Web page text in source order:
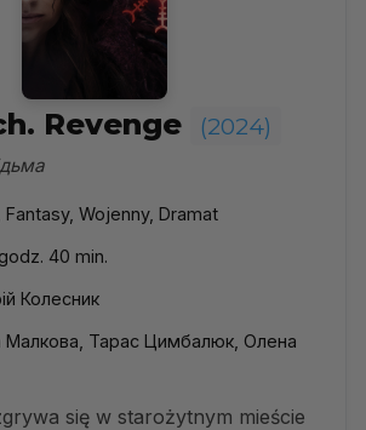
Revenge (2024)
Fantasy, Wojenny, Dramat
40 min.
Колесник
Малкова, Тарас Цимбалюк, Олена
się w starożytnym mieście